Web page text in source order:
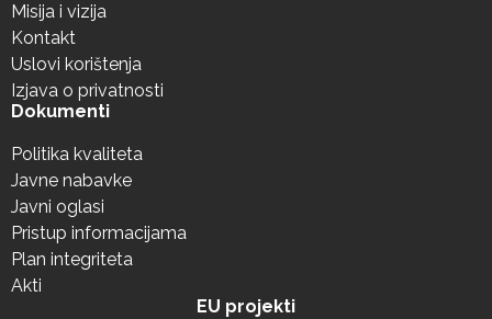
Misija i vizija
Kontakt
Uslovi korištenja
Izjava o privatnosti
Dokumenti
Politika kvaliteta
Javne nabavke
Javni oglasi
Pristup informacijama
Plan integriteta
Akti
EU projekti